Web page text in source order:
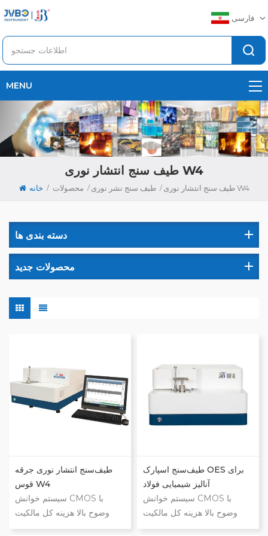
فارسی
MENU
طیف سنج انتشار نوری W4
خانه / محصولات / طیف سنج نشر نوری / طیف سنج انتشار نوری W4
دسته بندی ها
محصولات جدید
طیف‌سنج انتشار نوری جرقه
قوس W4
سیستم خوانش CMOS با
وضوح بالا هزینه کل مالکیت
پایین اپتیک خلاء که تثبیت سریع
طیف‌سنج اسپارک OES برای
آنالیز شیمیایی فولاد
سیستم خوانش CMOS با
وضوح بالا هزینه کل مالکیت
پایین اپتیک خلاء که تثبیت سریع